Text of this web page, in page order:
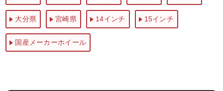
大分県 宮崎県 14インチ 15インチ
国産メーカーホイール